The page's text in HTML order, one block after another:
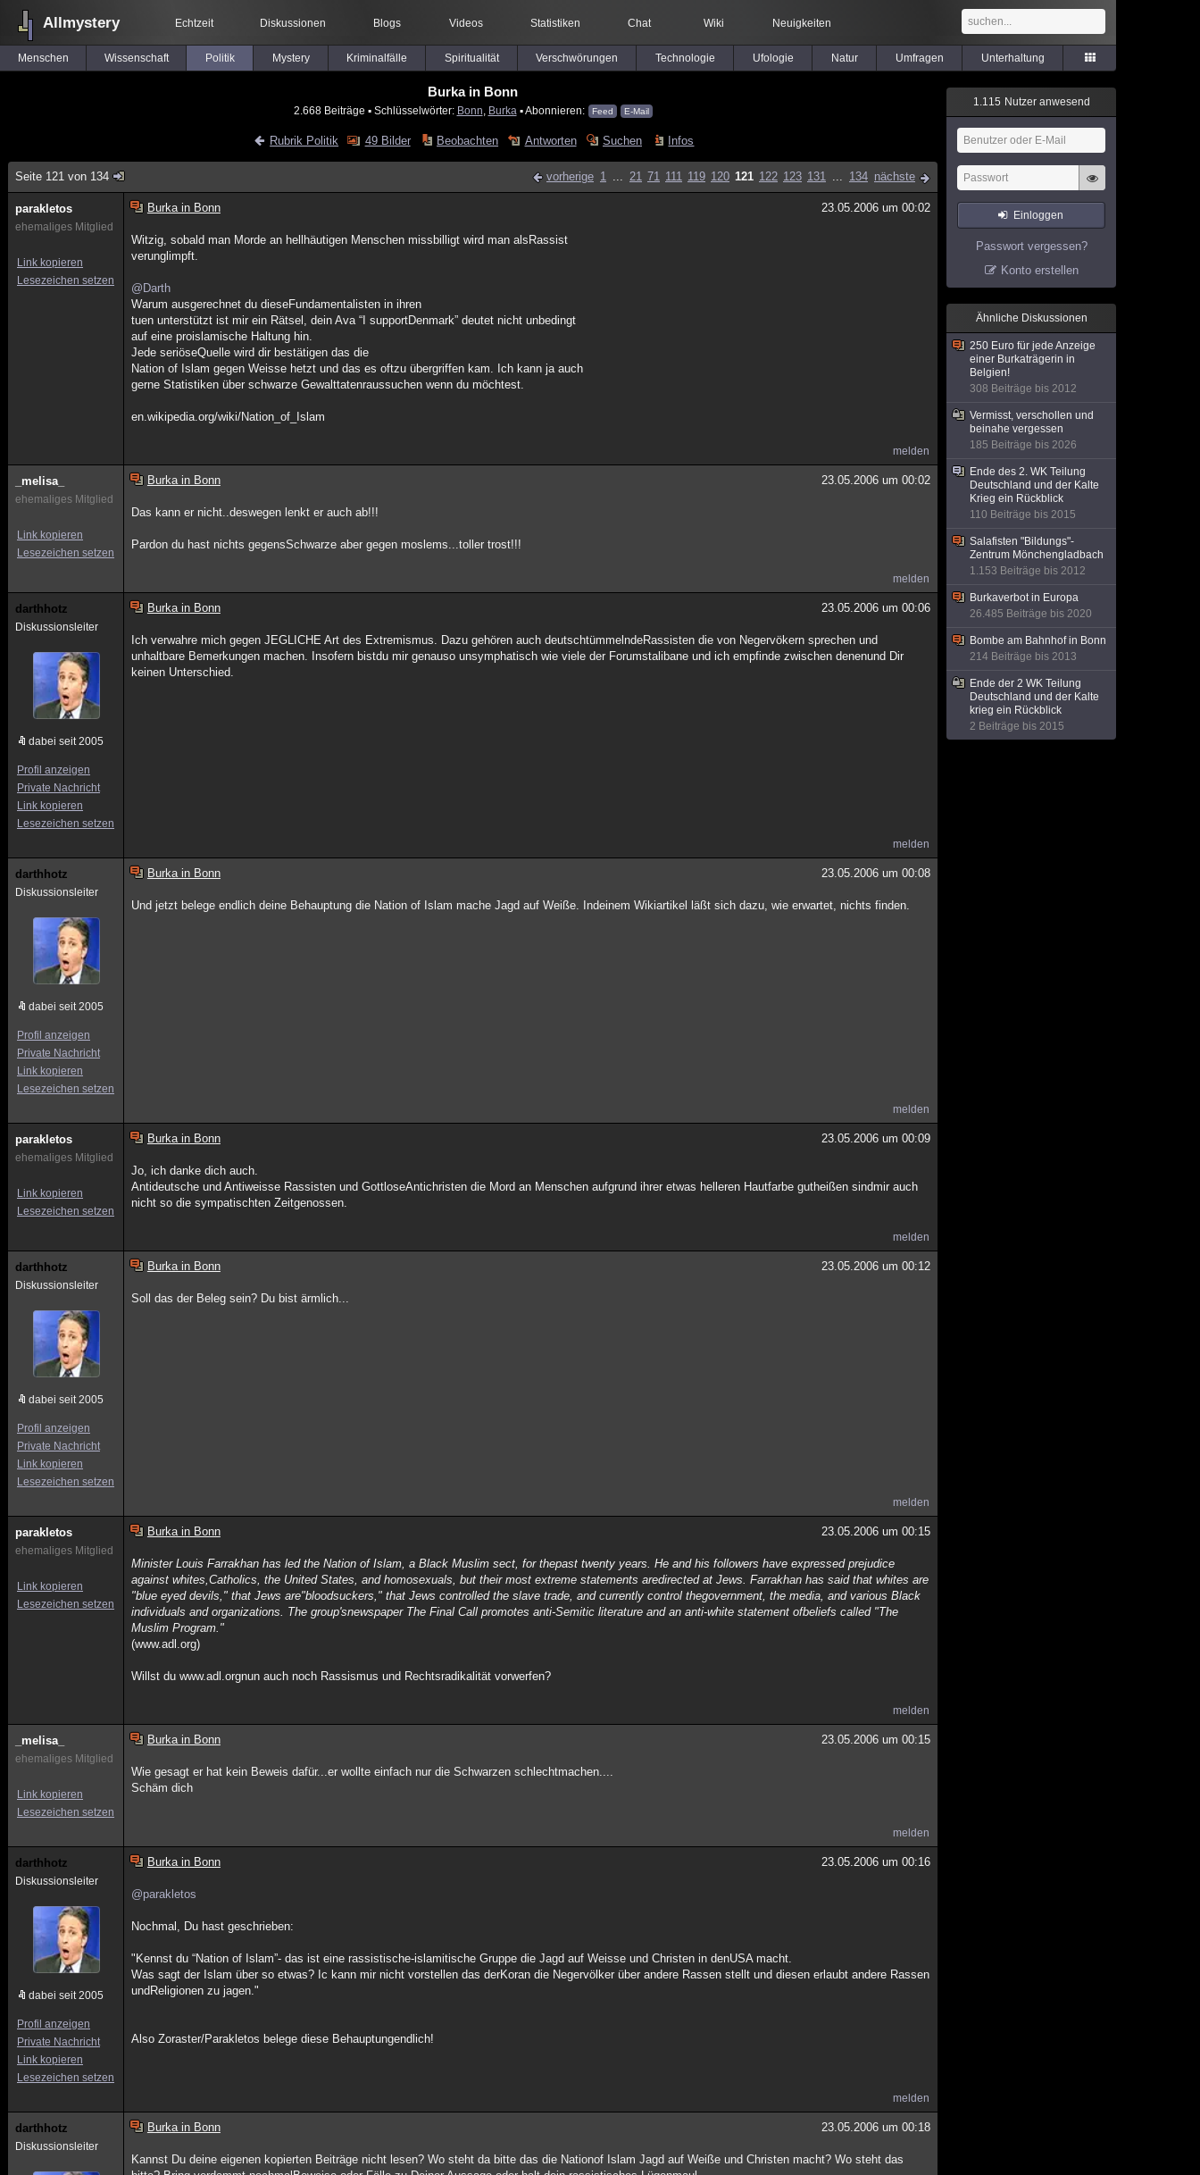
Allmystery Echtzeit Diskussionen Blogs Videos Statistiken Chat Wiki Neuigkeiten
Menschen Wissenschaft Politik Mystery Kriminalfälle Spiritualität Verschwörungen Technologie Ufologie Natur Umfragen Unterhaltung
Burka in Bonn
2.668 Beiträge ▪ Schlüsselwörter: Bonn Burka ▪ Abonnieren: Feed E-Mail
Rubrik Politik 49 Bilder Beobachten Antworten Suchen Infos
Seite 121 von 134 vorherige 1 ... 21 71 111 119 120 121 122 123 131 ... 134 nächste
parakletos
ehemaliges Mitglied
Link kopieren
Lesezeichen setzen
Burka in Bonn 23.05.2006 um 00:02
Witzig, sobald man Morde an hellhäutigen Menschen missbilligt wird man alsRassist
verunglimpft.
@Darth
Warum ausgerechnet du dieseFundamentalisten in ihren
tuen unterstützt ist mir ein Rätsel, dein Ava “I supportDenmark” deutet nicht unbedingt
auf eine proislamische Haltung hin.
Jede seriöseQuelle wird dir bestätigen das die
Nation of Islam gegen Weisse hetzt und das es oftzu übergriffen kam. Ich kann ja auch
gerne Statistiken über schwarze Gewalttatenraussuchen wenn du möchtest.
en.wikipedia.org/wiki/Nation_of_Islam
melden
_melisa_
ehemaliges Mitglied
Link kopieren
Lesezeichen setzen
Burka in Bonn 23.05.2006 um 00:02
Das kann er nicht..deswegen lenkt er auch ab!!!
Pardon du hast nichts gegensSchwarze aber gegen moslems...toller trost!!!
melden
darthhotz
Diskussionsleiter
dabei seit 2005
Profil anzeigen
Private Nachricht
Link kopieren
Lesezeichen setzen
Burka in Bonn 23.05.2006 um 00:06
Ich verwahre mich gegen JEGLICHE Art des Extremismus. Dazu gehören auch deutschtümmelndeRassisten die von Negervökern sprechen und
unhaltbare Bemerkungen machen. Insofern bistdu mir genauso unsymphatisch wie viele der Forumstalibane und ich empfinde zwischen denenund Dir
keinen Unterschied.
melden
darthhotz
Diskussionsleiter
dabei seit 2005
Profil anzeigen
Private Nachricht
Link kopieren
Lesezeichen setzen
Burka in Bonn 23.05.2006 um 00:08
Und jetzt belege endlich deine Behauptung die Nation of Islam mache Jagd auf Weiße. Indeinem Wikiartikel läßt sich dazu, wie erwartet, nichts finden.
melden
parakletos
ehemaliges Mitglied
Link kopieren
Lesezeichen setzen
Burka in Bonn 23.05.2006 um 00:09
Jo, ich danke dich auch.
Antideutsche und Antiweisse Rassisten und GottloseAntichristen die Mord an Menschen aufgrund ihrer etwas helleren Hautfarbe gutheißen sindmir auch
nicht so die sympatischten Zeitgenossen.
melden
darthhotz
Diskussionsleiter
dabei seit 2005
Profil anzeigen
Private Nachricht
Link kopieren
Lesezeichen setzen
Burka in Bonn 23.05.2006 um 00:12
Soll das der Beleg sein? Du bist ärmlich...
melden
parakletos
ehemaliges Mitglied
Link kopieren
Lesezeichen setzen
Burka in Bonn 23.05.2006 um 00:15
Minister Louis Farrakhan has led the Nation of Islam, a Black Muslim sect, for thepast twenty years. He and his followers have expressed prejudice
against whites,Catholics, the United States, and homosexuals, but their most extreme statements aredirected at Jews. Farrakhan has said that whites are
"blue eyed devils," that Jews are"bloodsuckers," that Jews controlled the slave trade, and currently control thegovernment, the media, and various Black
individuals and organizations. The group'snewspaper The Final Call promotes anti-Semitic literature and an anti-white statement ofbeliefs called "The
Muslim Program."
(www.adl.org)
Willst du www.adl.orgnun auch noch Rassismus und Rechtsradikalität vorwerfen?
melden
_melisa_
ehemaliges Mitglied
Link kopieren
Lesezeichen setzen
Burka in Bonn 23.05.2006 um 00:15
Wie gesagt er hat kein Beweis dafür...er wollte einfach nur die Schwarzen schlechtmachen....
Schäm dich
melden
darthhotz
Diskussionsleiter
dabei seit 2005
Profil anzeigen
Private Nachricht
Link kopieren
Lesezeichen setzen
Burka in Bonn 23.05.2006 um 00:16
@parakletos
Nochmal, Du hast geschrieben:
"Kennst du “Nation of Islam”- das ist eine rassistische-islamitische Gruppe die Jagd auf Weisse und Christen in denUSA macht.
Was sagt der Islam über so etwas? Ic kann mir nicht vorstellen das derKoran die Negervölker über andere Rassen stellt und diesen erlaubt andere Rassen
undReligionen zu jagen."
Also Zoraster/Parakletos belege diese Behauptungendlich!
melden
darthhotz
Diskussionsleiter
Burka in Bonn 23.05.2006 um 00:18
Kannst Du deine eigenen kopierten Beiträge nicht lesen? Wo steht da bitte das die Nationof Islam Jagd auf Weiße und Christen macht? Wo steht das
1.115 Nutzer anwesend
Einloggen
Passwort vergessen?
Konto erstellen
Ähnliche Diskussionen
250 Euro für jede Anzeige
einer Burkaträgerin in
Belgien!
308 Beiträge bis 2012
Vermisst, verschollen und
beinahe vergessen
185 Beiträge bis 2026
Ende des 2. WK Teilung
Deutschland und der Kalte
Krieg ein Rückblick
110 Beiträge bis 2015
Salafisten "Bildungs"-
Zentrum Mönchengladbach
1.153 Beiträge bis 2012
Burkaverbot in Europa
26.485 Beiträge bis 2020
Bombe am Bahnhof in Bonn
214 Beiträge bis 2013
Ende der 2 WK Teilung
Deutschland und der Kalte
krieg ein Rückblick
2 Beiträge bis 2015